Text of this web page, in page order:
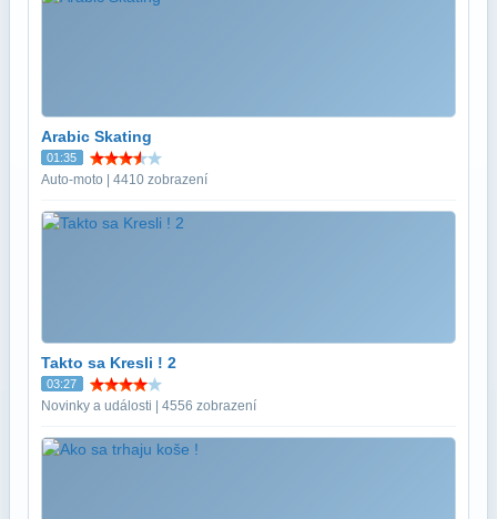
Arabic Skating
01:35
Auto-moto | 4410 zobrazení
Takto sa Kresli ! 2
03:27
Novinky a události | 4556 zobrazení